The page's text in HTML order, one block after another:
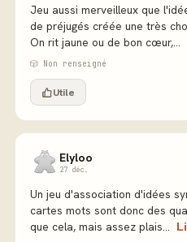
Jeu aussi merveilleux que
de préjugés créée une très
On rit jaune ou de bon cœur,...
🎲 Non renseigné
Utile
Elyloo
27 déc.
Un jeu d'association d'idées
cartes mots sont donc des
que cela, mais assez plais...